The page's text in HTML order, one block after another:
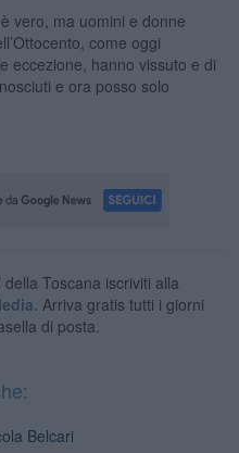
vero, ma uomini e donne
come oggi
eccezione, hanno vissuto e di
e ora posso solo
Toscana iscriviti alla
Arriva gratis tutti i giorni
di posta.
Belcari